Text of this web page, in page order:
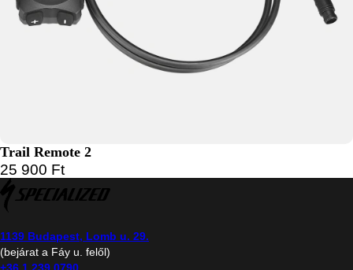
Trail Remote 2
25 900 Ft
1139 Budapest, Lomb u. 29.
(bejárat a Fáy u. felől)
+36 1 239 0790